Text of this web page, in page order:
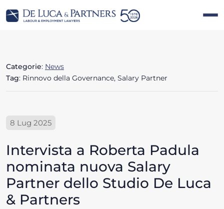
Categorie: News
Tag: Rinnovo della Governance, Salary Partner
8 Lug 2025
Intervista a Roberta Padula
nominata nuova Salary
Partner dello Studio De Luca
& Partners